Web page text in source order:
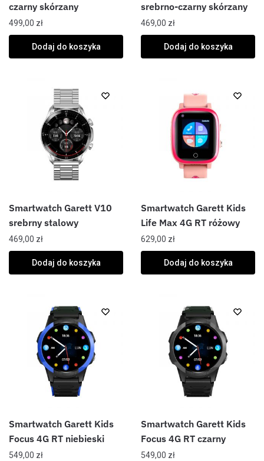
czarny skórzany
499,00 zł
Dodaj do koszyka
srebrno-czarny skórzany
469,00 zł
Dodaj do koszyka
Smartwatch Garett V10
srebrny stalowy
469,00 zł
Dodaj do koszyka
Smartwatch Garett Kids
Life Max 4G RT różowy
629,00 zł
Dodaj do koszyka
Smartwatch Garett Kids
Focus 4G RT niebieski
549,00 zł
Smartwatch Garett Kids
Focus 4G RT czarny
549,00 zł